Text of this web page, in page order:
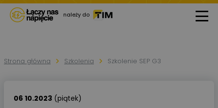
należy do
Strona główna Szkolenia Szkolenie SEP G3
06 10.2023 (piątek)